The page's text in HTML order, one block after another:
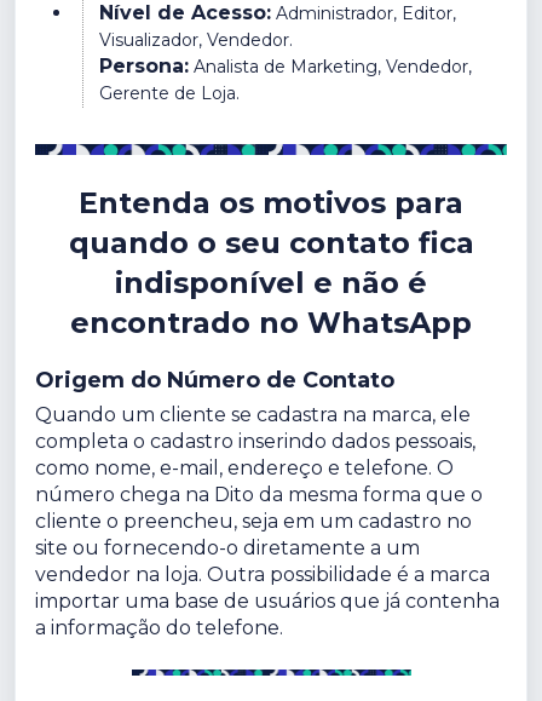
Nível de Acesso: Administrador, Editor,
Visualizador, Vendedor.
Persona: Analista de Marketing, Vendedor,
Gerente de Loja.
Entenda os motivos para
quando o seu contato fica
indisponível e não é
encontrado no WhatsApp
Origem do Número de Contato
Quando um cliente se cadastra na marca, ele
completa o cadastro inserindo dados pessoais,
como nome, e-mail, endereço e telefone. O
número chega na Dito da mesma forma que o
cliente o preencheu, seja em um cadastro no
site ou fornecendo-o diretamente a um
vendedor na loja. Outra possibilidade é a marca
importar uma base de usuários que já contenha
a informação do telefone.